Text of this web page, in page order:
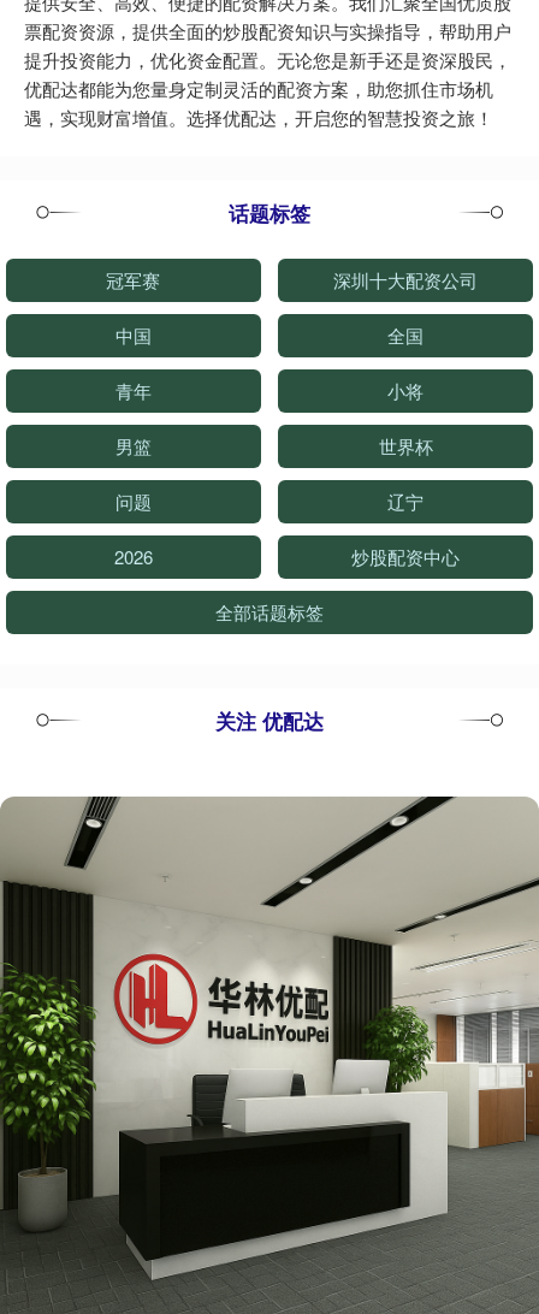
票配资资源，提供全面的炒股配资知识与实操指导，帮助用户
提升投资能力，优化资金配置。无论您是新手还是资深股民，
优配达都能为您量身定制灵活的配资方案，助您抓住市场机
遇，实现财富增值。选择优配达，开启您的智慧投资之旅！
话题标签
冠军赛 深圳十大配资公司
中国 全国
青年 小将
男篮 世界杯
问题 辽宁
2026 炒股配资中心
全部话题标签
关注 优配达